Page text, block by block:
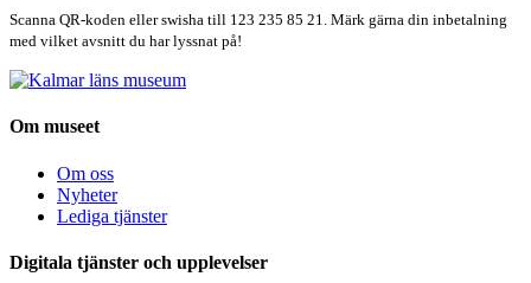
Scanna QR-koden eller swisha till 123 235 85 21. Märk gärna din inbetalning
med vilket avsnitt du har lyssnat på!
Om museet
Om oss
Nyheter
Lediga tjänster
Digitala tjänster och upplevelser